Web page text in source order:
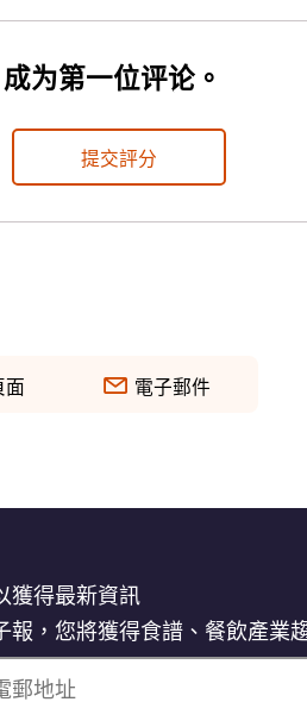
成为第一位评论。
提交評分
面 電子郵件
獲得最新資訊
報，您將獲得食譜、餐飲產業
郵地址